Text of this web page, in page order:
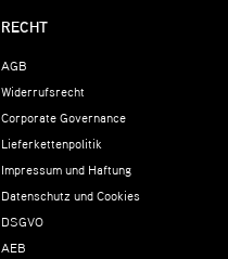
RECHT
AGB
Widerrufsrecht
Corporate Governance
Lieferkettenpolitik
Impressum und Haftung
Datenschutz und Cookies
DSGVO
AEB